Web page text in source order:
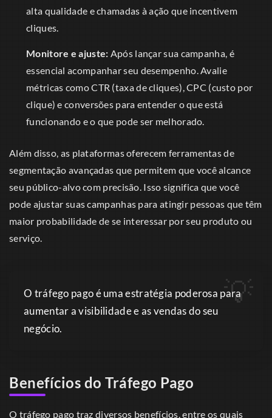
alta qualidade e chamadas à ação que incentivem
cliques.
Monitore e ajuste: Após lançar sua campanha, é
essencial acompanhar seu desempenho. Avalie
métricas como CTR (taxa de cliques), CPC (custo por
clique) e conversões para entender o que está
funcionando e o que pode ser melhorado.
Além disso, as plataformas oferecem ferramentas de
segmentação avançadas que permitem que você alcance
seu público-alvo com precisão. Isso significa que você
pode ajustar suas campanhas para atingir pessoas que têm
maior probabilidade de se interessar por seu produto ou
serviço.
O tráfego pago é uma estratégia poderosa para
aumentar a visibilidade e as vendas do seu
negócio.
Benefícios do Tráfego Pago
O tráfego pago traz diversos benefícios, entre os quais